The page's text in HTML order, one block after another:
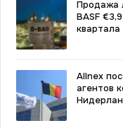
Продажа
BASF
квартала
Allnex
агентов